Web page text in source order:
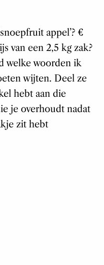
appel’? €
van een 2,5 kg zak?
welke woorden ik
wijten. Deel ze
hebt aan die
je overhoudt nadat
zit hebt